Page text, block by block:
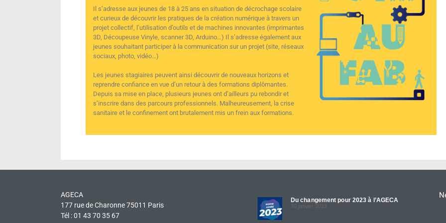
Il s’adresse aux jeunes de 18 à 25 ans en situation de décrochage scolaire
et curieux de découvrir les pratiques de la création numérique à travers un
projet collectif, l’utilisation d’outils et de machines innovantes (imprimantes
3D, Découpeuse Vinyle, scanner 3D, Arduino…) Il s’adresse également aux
jeunes souhaitant participer à la communication sur un projet (site, réseaux
sociaux, photo, vidéo…)
Les jeunes stagiaires peuvent ainsi découvrir de nouveaux horizons et
reprendre confiance en vue d’un retour à des formations diplômantes.
Depuis sa mise en place, plusieurs jeunes ont d’ailleurs pu rebondir et
s’inscrire dans des parcours professionnels. Malheureusement, la crise
sanitaire et le confinement ont brutalement mis un frein aux formations.
AGECA
177 rue de Charonne 75011 Paris
Tél : 01 43 70 35 67
Du changement pour 2023 à l’AGECA
10 janvier 2023